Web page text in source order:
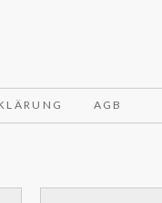
AGB